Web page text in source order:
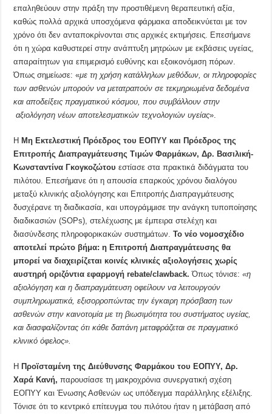
επαληθεύουν στην πράξη την προστιθέμενη θεραπευτική αξία,
καθώς πολλά αρχικά υποσχόμενα φάρμακα αποδεικνύεται με τον
χρόνο ότι δεν ανταποκρίνονται στις αρχικές εκτιμήσεις. Επεσήμανε
ότι η χώρα καθυστερεί στην ανάπτυξη μητρώων με εκβάσεις υγείας,
απαραίτητων για επιμερισμό ευθύνης και εξοικονόμιση πόρων.
Όπως σημείωσε: «με τη χρήση κατάλληλων μεθόδων, οι πληροφορίες
των ασθενών μπορούν να μετατραπούν σε τεκμηριωμένα δεδομένα
και αποδείξεις πραγματικού κόσμου, που συμβάλλουν στην
αξιολόγηση νέων αποτελεσματικών τεχνολογιών υγείας».
ΗΜη Εκτελεστική Πρόεδρος του ΕΟΠΥΥ και Πρόεδρος της
Επιτροπής Διαπραγμάτευσης Τιμών Φαρμάκων, Δρ. Βασιλική-
Κωνσταντίνα Γκογκοζώτουεστίασε στα πρακτικά διδάγματα του
πιλότου. Επεσήμανε ότι η απουσία επαρκούς χρόνου διαλόγου
μεταξύ κλινικής αξιολόγησης και Επιτροπής Διαπραγμάτευσης
δυσχέρανε τη διαδικασία, και υπογράμμισε την ανάγκη τυποποίησης
διαδικασιών (SOPs), στελέχωσης με έμπειρα στελέχη και
διασύνδεσης πληροφορικακών συστημάτων. Το νέο νομοσχέδιο
αποτελεί πρώτο βήμα: η Επιτροπή Διαπραγμάτευσης θα
μπορεί να διαχειρίζεται κοινές κλινικές αξιολογήσεις χωρίς
αυστηρή οριζόντια εφαρμογήrebate/clawback.Όπως τόνισε:«η
αξιολόγηση και η διαπραγμάτευση οφείλουν να λειτουργούν
συμπληρωματικά, εξισορροπώντας την έγκαιρη πρόσβαση των
ασθενών στην καινοτομία με τη βιωσιμότητα του συστήματος υγείας,
και διασφαλίζοντας ότι κάθε δαπάνη μεταφράζεται σε πραγματικό
κλινικό όφελος».
ΗΠροϊσταμένη της Διεύθυνσης Φαρμάκου του ΕΟΠΥΥ, Δρ.
Χαρά Κανή, παρουσίασε τη μακροχρόνια συνεργατική σχέση
ΕΟΠΥΥ και Ένωσης Ασθενών ως υπόδειγμα παράλληλης εξέλιξης.
Τόνισε ότι το κεντρικό επίτευγμα του πιλότου ήταν η μετάβαση από